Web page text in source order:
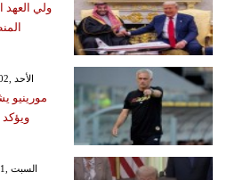
ولي
GMT 15:16 2026 الأحد ,02 آب / أغسطس
مورينيو
GMT 21:03 2026 السبت ,01 آب / أغسطس